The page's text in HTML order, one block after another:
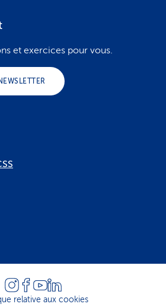
et exercices pour vous.
relative aux cookies